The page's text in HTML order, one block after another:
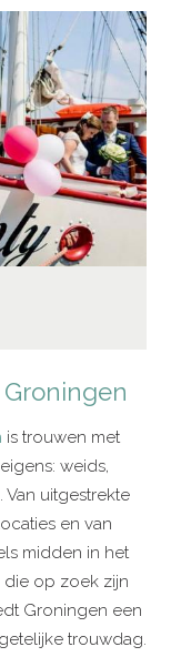
is trouwen met
weids,
uitgestrekte
en van
midden in het
die op zoek zijn
Groningen een
trouwdag.